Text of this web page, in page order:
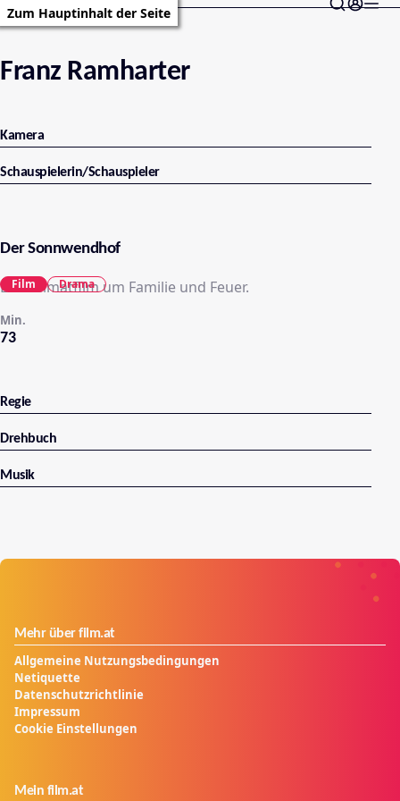
Zum Hauptinhalt der Seite
Franz Ramharter
Kamera
Schauspielerin/Schauspieler
Der Sonnwendhof
Ein Heimatfilm um Familie und Feuer.
73
Min.
Film Drama
Regie
Drehbuch
Musik
Mehr über film.at
Allgemeine Nutzungsbedingungen
Netiquette
Datenschutzrichtlinie
Impressum
Cookie Einstellungen
Mein film.at